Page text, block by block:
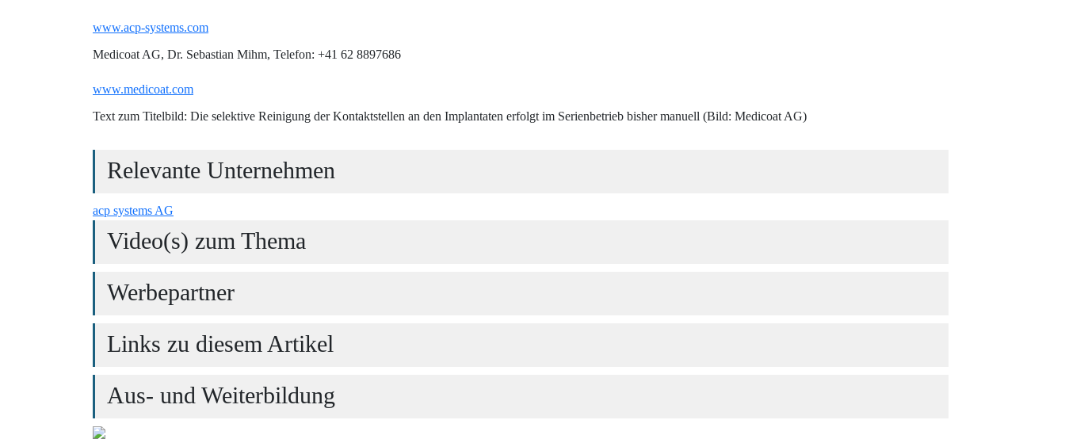
www.acp-systems.com
Medicoat AG, Dr. Sebastian Mihm, Telefon: +41 62 8897686
www.medicoat.com
Text zum Titelbild: Die selektive Reinigung der Kontaktstellen an den Implantaten erfolgt im Serienbetrieb bisher manuell (Bild: Medicoat AG)
Relevante Unternehmen
acp systems AG
Video(s) zum Thema
Werbepartner
Links zu diesem Artikel
Aus- und Weiterbildung